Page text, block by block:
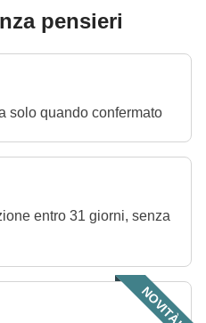
pensieri
solo quando confermato
entro 31 giorni, senza
NOVITÀ!